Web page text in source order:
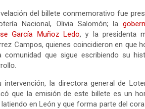
del billete conmemorativo fue
Nacional, Olivia Salomón; la
García Muñoz Ledo, y la presidenta
Campos, quienes coincidieron en que
comunidad que sigue escribiendo su
intervención, la directora general de
que la emisión de este billete es un
latiendo en León y que forma parte del